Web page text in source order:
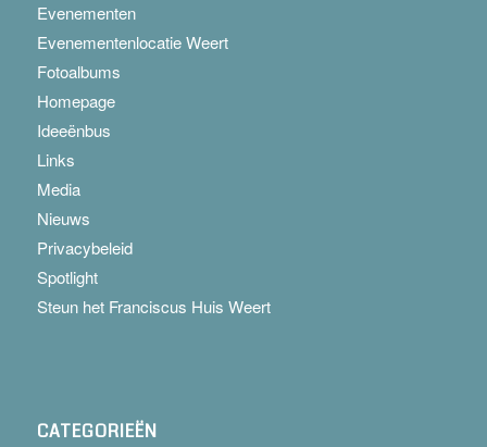
Evenementen
Evenementenlocatie Weert
Fotoalbums
Homepage
Ideeënbus
Links
Media
Nieuws
Privacybeleid
Spotlight
Steun het Franciscus Huis Weert
CATEGORIEËN